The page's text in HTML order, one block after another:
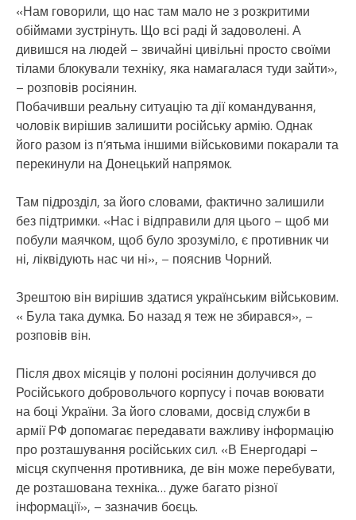
«Нам говорили, що нас там мало не з розкритими
обіймами зустрінуть. Що всі раді й задоволені. А
дивишся на людей – звичайні цивільні просто своїми
тілами блокували техніку, яка намагалася туди зайти»,
– розповів росіянин.
Побачивши реальну ситуацію та дії командування,
чоловік вирішив залишити російську армію. Однак
його разом із п’ятьма іншими військовими покарали та
перекинули на Донецький напрямок.
Там підрозділ, за його словами, фактично залишили
без підтримки. «Нас і відправили для цього – щоб ми
побули маячком, щоб було зрозуміло, є противник чи
ні, ліквідують нас чи ні», – пояснив Чорний.
Зрештою він вирішив здатися українським військовим.
« Була така думка. Бо назад я теж не збирався», –
розповів він.
Після двох місяців у полоні росіянин долучився до
Російського добровольчого корпусу і почав воювати
на боці України. За його словами, досвід служби в
армії РФ допомагає передавати важливу інформацію
про розташування російських сил. «В Енергодарі –
місця скупчення противника, де він може перебувати,
де розташована техніка… дуже багато різної
інформації», – зазначив боєць.